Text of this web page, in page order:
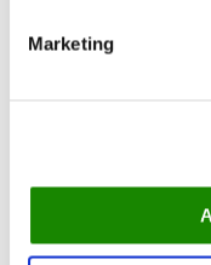
Marketing
приверженцами.
7.
билеты на